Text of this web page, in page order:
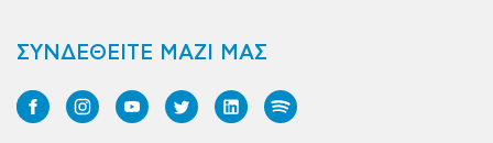
ΣΥΝΔΕΘΕΙΤΕ ΜΑΖΙ ΜΑΣ